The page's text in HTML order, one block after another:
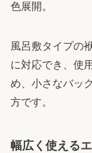
色展開。
風呂敷タイプの
に対応でき、使
め、小さなバッ
方です。
幅広く使える